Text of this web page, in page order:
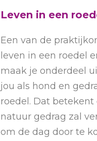
Leven in een
Een van de
leven in een roedel
maak je onderdeel
jou als hond en
roedel. Dat
natuur gedrag zal
om de dag door te